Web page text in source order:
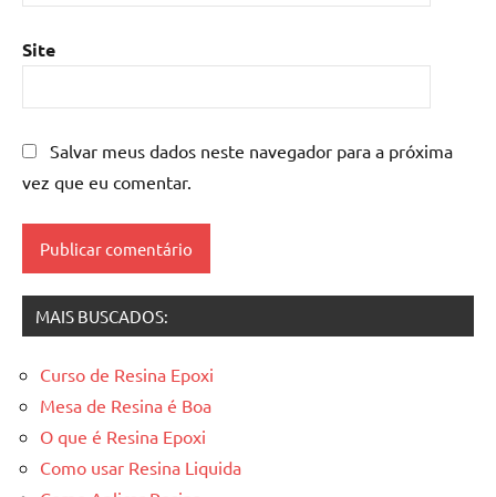
epoxi
mesa
de
mesas
resinadas
Site
Salvar meus dados neste navegador para a próxima
vez que eu comentar.
MAIS BUSCADOS:
Curso de Resina Epoxi
Mesa de Resina é Boa
O que é Resina Epoxi
Como usar Resina Liquida